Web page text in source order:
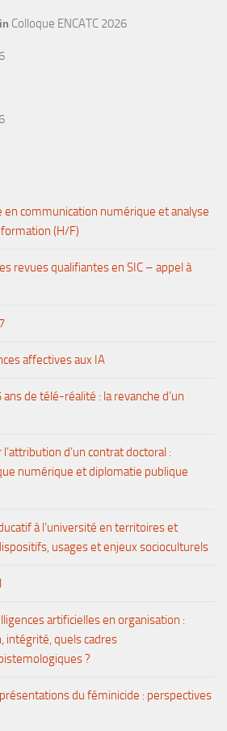
Colloque ENCATC 2026
en communication numérique et analyse
(H/F)
revues qualifiantes en SIC – appel à
affectives aux IA
de télé-réalité : la revanche d’un
d’un contrat doctoral :
numérique et diplomatie publique
à l’université en territoires et
usages et enjeux socioculturels
artificielles en organisation :
intégrité, quels cadres
?
du féminicide : perspectives